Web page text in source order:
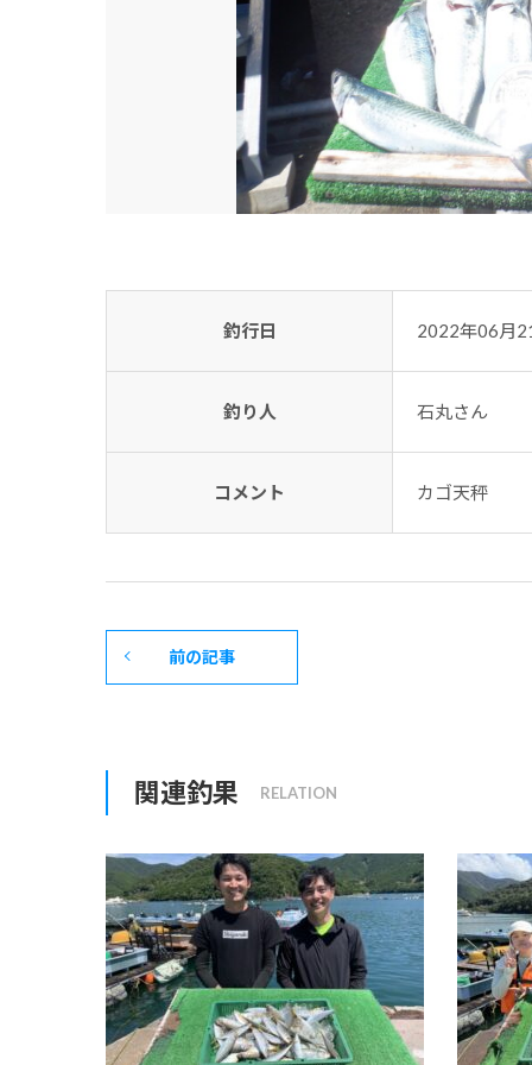
釣行日 2022年06月
釣り人 石丸さん
コメント カゴ天秤
前の記事
関連釣果